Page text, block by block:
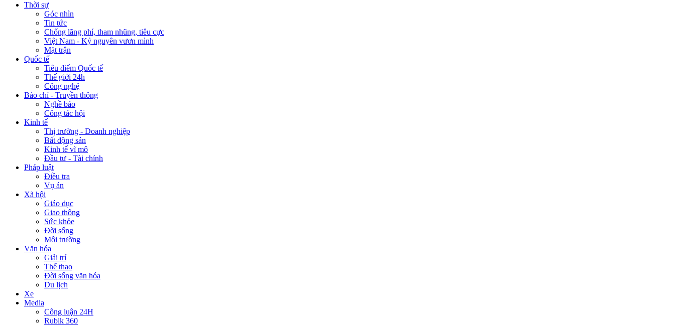
Thời sự
Góc nhìn
Tin tức
Chống lãng phí, tham nhũng, tiêu cực
Việt Nam - Kỷ nguyên vươn mình
Mặt trận
Quốc tế
Tiêu điểm Quốc tế
Thế giới 24h
Công nghệ
Báo chí - Truyền thông
Nghề báo
Công tác hội
Kinh tế
Thị trường - Doanh nghiệp
Bất động sản
Kinh tế vĩ mô
Đầu tư - Tài chính
Pháp luật
Điều tra
Vụ án
Xã hội
Giáo dục
Giao thông
Sức khỏe
Đời sống
Môi trường
Văn hóa
Giải trí
Thể thao
Đời sống văn hóa
Du lịch
Xe
Media
Công luận 24H
Rubik 360